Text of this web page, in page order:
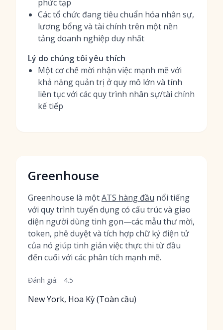
phức tạp
Các tổ chức đang tiêu chuẩn hóa nhân sự,
lương bổng và tài chính trên một nền
tảng doanh nghiệp duy nhất
Lý do chúng tôi yêu thích
Một cơ chế mời nhận việc mạnh mẽ với
khả năng quản trị ở quy mô lớn và tính
liên tục với các quy trình nhân sự/tài chính
kế tiếp
Greenhouse
Greenhouse là mộtATS hàng đầu nổi tiếng
với quy trình tuyển dụng có cấu trúc và giao
diện người dùng tinh gọn—các mẫu thư mời,
token, phê duyệt và tích hợp chữ ký điện tử
của nó giúp tinh giản việc thực thi từ đầu
đến cuối với các phân tích mạnh mẽ.
Đánh giá: 4.5
New York, Hoa Kỳ (Toàn cầu)